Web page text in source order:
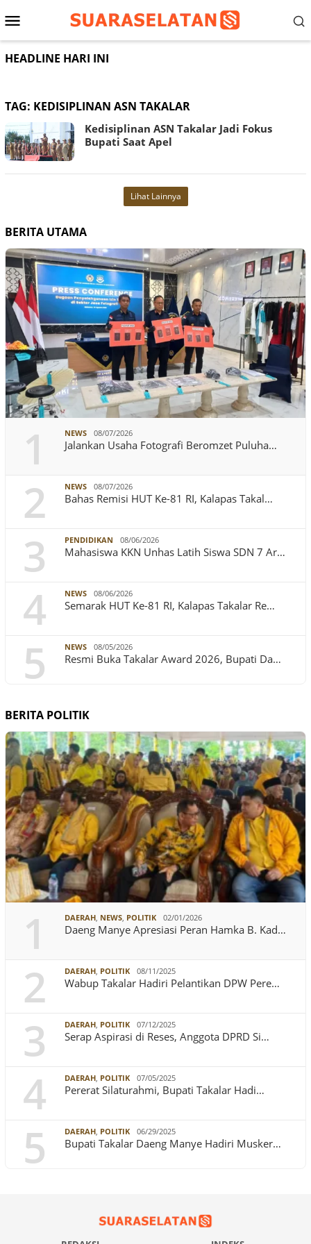
ke
Menu
Mobile
HEADLINE HARI INI
TAG: KEDISIPLINAN ASN TAKALAR
Kedisiplinan ASN Takalar Jadi Fokus
Bupati Saat Apel
Lihat Lainnya
BERITA UTAMA
1 NEWS 08/07/2026
Jalankan Usaha Fotografi Beromzet Puluha…
2 NEWS 08/07/2026
Bahas Remisi HUT Ke-81 RI, Kalapas Takal…
3 PENDIDIKAN 08/06/2026
Mahasiswa KKN Unhas Latih Siswa SDN 7 Ar…
4 NEWS 08/06/2026
Semarak HUT Ke-81 RI, Kalapas Takalar Re…
5 NEWS 08/05/2026
Resmi Buka Takalar Award 2026, Bupati Da…
BERITA POLITIK
1 DAERAH, NEWS, POLITIK 02/01/2026
Daeng Manye Apresiasi Peran Hamka B. Kad…
2 DAERAH, POLITIK 08/11/2025
Wabup Takalar Hadiri Pelantikan DPW Pere…
3 DAERAH, POLITIK 07/12/2025
Serap Aspirasi di Reses, Anggota DPRD Si…
4 DAERAH, POLITIK 07/05/2025
Pererat Silaturahmi, Bupati Takalar Hadi…
5 DAERAH, POLITIK 06/29/2025
Bupati Takalar Daeng Manye Hadiri Musker…